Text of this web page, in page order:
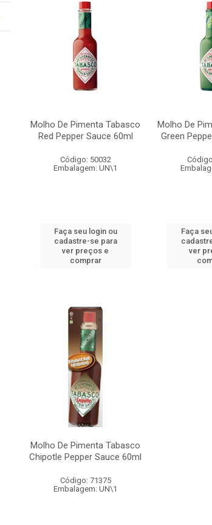
Molho De Pimenta Tabasco
Red Pepper Sauce 60ml
Código: 50032
Embalagem: UN\1
Faça seu login ou
cadastre-se para
ver preços e
comprar
Molho De
Green
Faça
ver
Molho De Pimenta Tabasco
Chipotle Pepper Sauce 60ml
Código: 71375
Embalagem: UN\1